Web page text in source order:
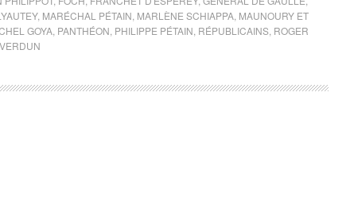
, MARÉCHAL PÉTAIN MARLÈNE SCHIAPPA MAUNOURY ET
GOYA PANTHÉON PHILIPPE PÉTAIN RÉPUBLICAINS ROGER
VERDUN